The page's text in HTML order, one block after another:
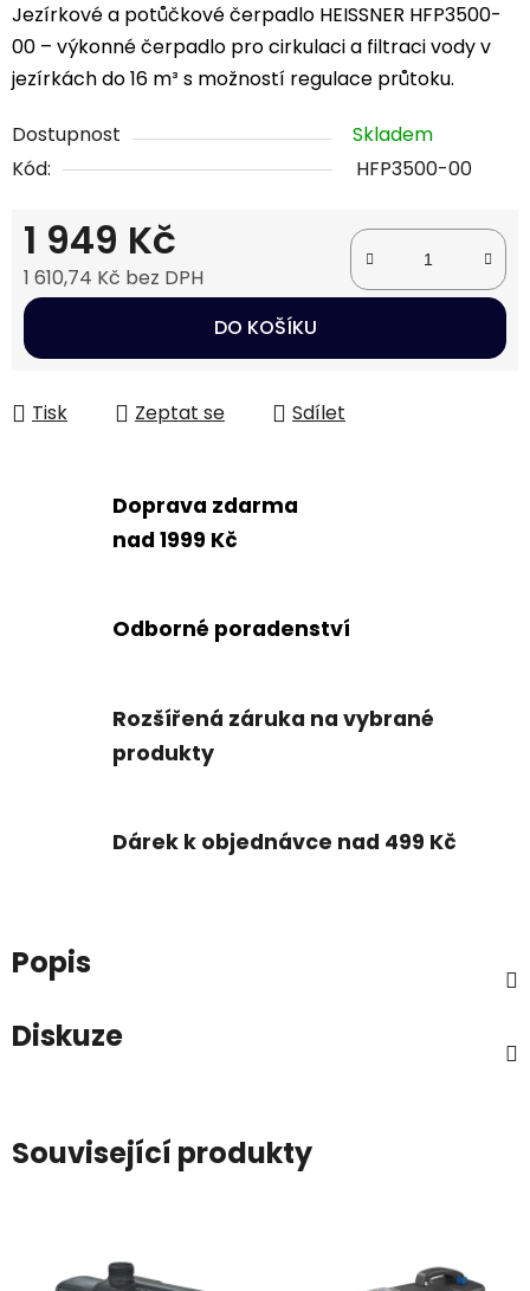
Jezírkové a potůčkové čerpadlo HEISSNER HFP3500-
00 – výkonné čerpadlo pro cirkulaci a filtraci vody v
jezírkách do 16 m³ s možností regulace průtoku.
Dostupnost
Skladem
Kód:
HFP3500-00
1 949 Kč
1 610,74 Kč bez DPH
Měrná cena:
DO KOŠÍKU
Tisk Zeptat se Sdílet
Doprava zdarma
nad 1999 Kč
Odborné poradenství
Rozšířená záruka na vybrané
produkty
Dárek k objednávce nad 499 Kč
Popis
Diskuze
Související produkty